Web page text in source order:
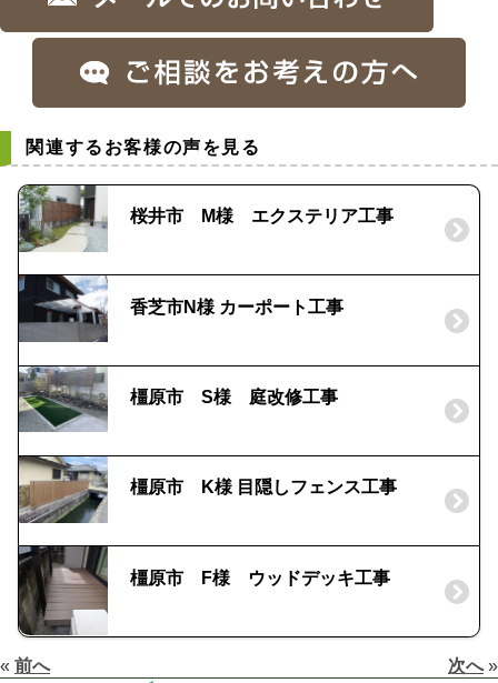
関連するお客様の声を見る
桜井市 M様 エクステリア工事
香芝市N様 カーポート工事
橿原市 S様 庭改修工事
橿原市 K様 目隠しフェンス工事
橿原市 F様 ウッドデッキ工事
« 前へ 次へ»